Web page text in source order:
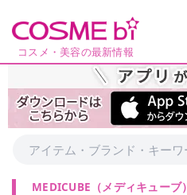
コスメ・美容の最新情報
MEDICUBE （メディキューブ）